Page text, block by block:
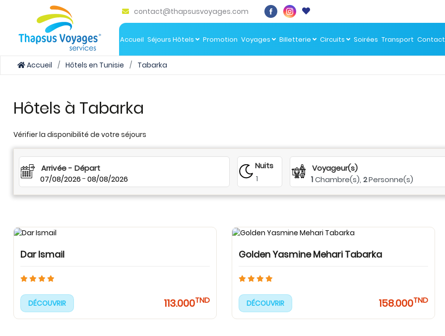
contact@thapsusvoyages.com
Accueil Séjours Hôtels Promotion Voyages Billetterie Circuits Soirées Transport Contact
Accueil Hôtels en Tunisie Tabarka
Hôtels à Tabarka
Vérifier la disponibilité de votre séjours
Arrivée - Départ
07/08/2026 - 08/08/2026
Nuits
1
Voyageur(s)
1Chambre(s),2Personne(s)
Dar Ismail
DÉCOUVRIR 113.000TND
Golden Yasmine Mehari Tabarka
DÉCOUVRIR 158.000TND